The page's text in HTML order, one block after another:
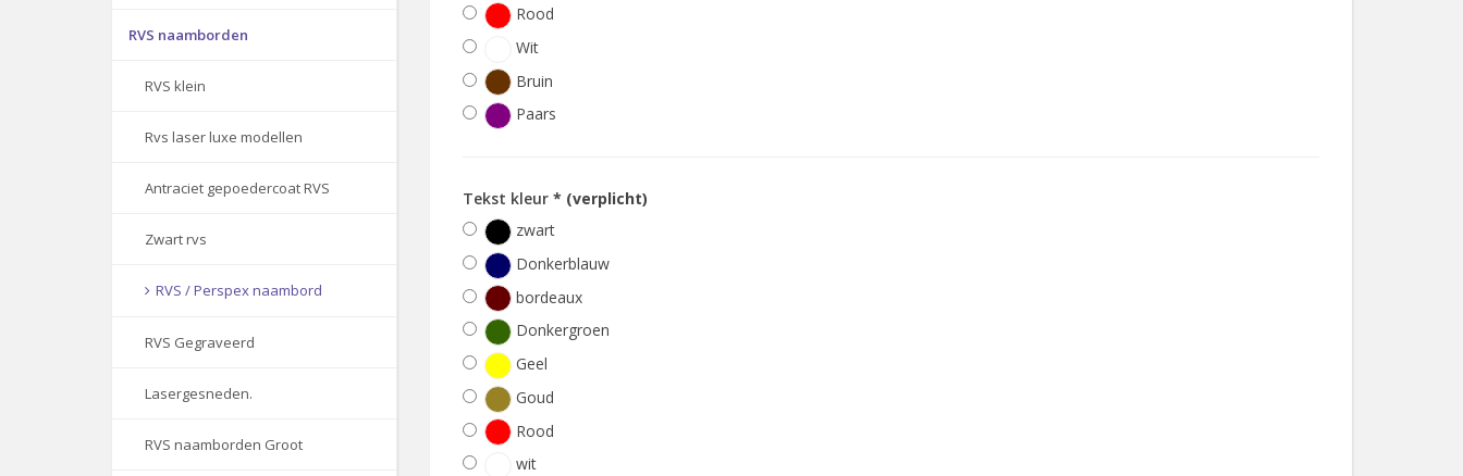
RVS naamborden
RVS klein
Rvs laser luxe modellen
Antraciet gepoedercoat RVS
Zwart rvs
RVS / Perspex naambord
RVS Gegraveerd
Lasergesneden.
RVS naamborden Groot
Rood
Wit
Bruin
Paars
Tekst kleur * (verplicht)
zwart
Donkerblauw
bordeaux
Donkergroen
Geel
Goud
Rood
wit